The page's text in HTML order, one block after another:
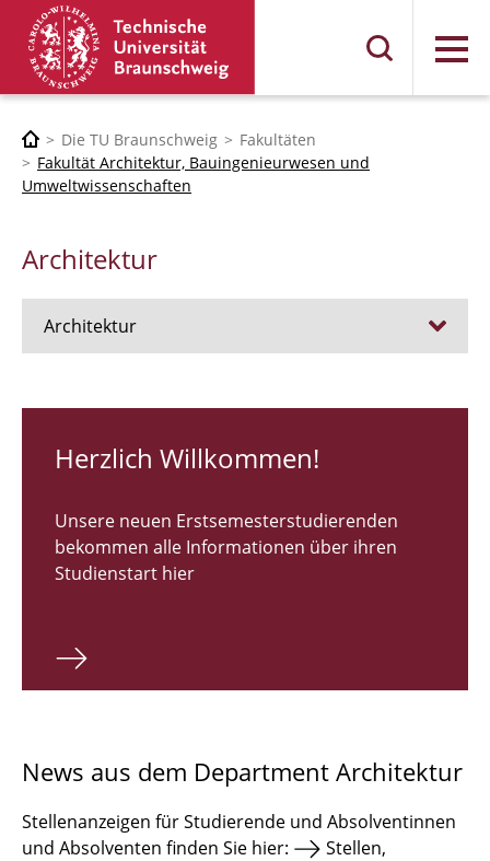
Menü
Die TU Braunschweig
Fakultäten
Fakultät Architektur, Bauingenieurwesen und
Umweltwissenschaften
Architektur
Architektur
RUNDGANG 26
Bachelor Architektur
Master Architektur
Qualifikationsprofil
Institute
Herzlich Willkommen!
Unsere neuen Erstsemesterstudierenden
bekommen alle Informationen über ihren
Studienstart hier
News aus dem Department Architektur
Stellenanzeigen für Studierende und Absolventinnen
und Absolventen finden Sie hier:
Stellen,